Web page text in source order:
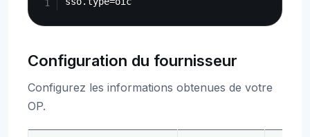
Configuration du fournisseur
Configurez les informations obtenues de votre
OP.